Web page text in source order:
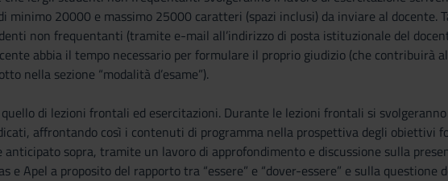
minimo 20000 e massimo 25000 caratteri (spazi inclusi) da inviare al docente.
non frequentanti (tramite e-mail all’indirizzo di posta istituzionale del
abbia il tempo necessario per formulare il proprio giudizio (che contribuirà
nella sezione “modalità d’esame”).
di lezioni frontali ed esercitazioni. Durante le lezioni frontali si
affrontando così i contenuti di programma nella prospettiva degli obiettivi
anticipato sopra, tramite un lavoro di approfondimento e discussione sulla
e Apel a proposito del rapporto tra “essere” e “dover-essere” e sulla questione